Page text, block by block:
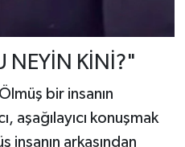
NEYİN KİNİ?"
bir insanın
aşağılayıcı konuşmak
insanın arkasından